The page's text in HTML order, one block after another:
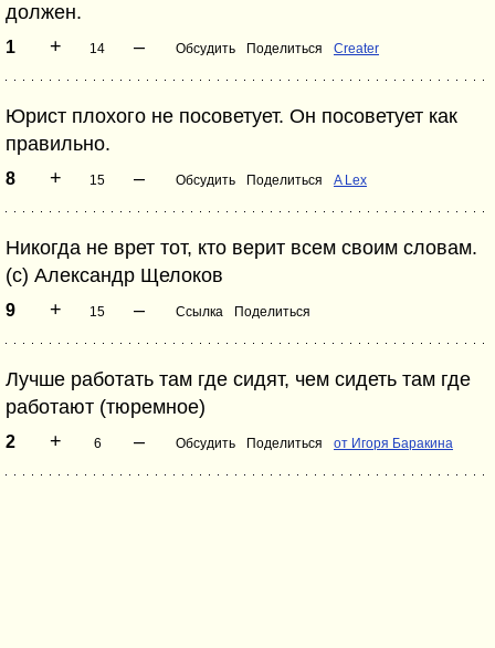
должен.
1 + 14 – Обсудить Поделиться Creater
Юрист плохого не посоветует. Он посоветует как
правильно.
8 + 15 – Обсудить Поделиться A Lex
Никогда не врет тот, кто верит всем своим словам.
(с) Александр Щелоков
9 + 15 – Ссылка Поделиться
Лучше работать там где сидят, чем сидеть там где
работают (тюремное)
2 + 6 – Обсудить Поделиться от Игоря Баракина